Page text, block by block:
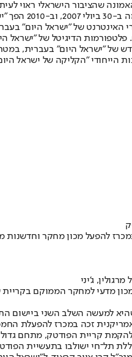
שהציבור הישראלי ראוי
תשלום.
פלטפורמות הדיגיטל של "ישראל
החדש של "ישראל היום"
הייחודי "הקליקה של ישראל
של 20 מיליון שקלים • מדובר בשלב השני של התוכנית,
ג'יני
למעשה השלב השני ביישום
זכה במכרז להפעלת
קריית הפודטק, מתחם גדול
תל־חי ישולבו בתעשיית